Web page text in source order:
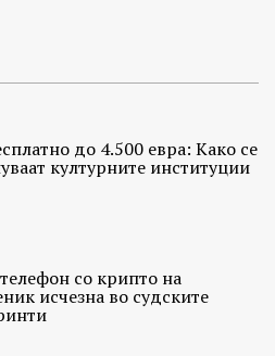
до 4.500 евра: Како се
културните институции
со крипто на
исчезна во судските